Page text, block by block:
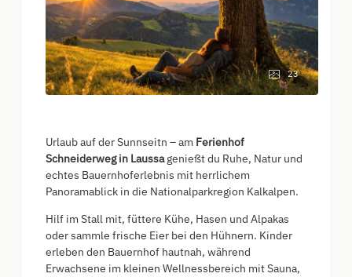
23
Urlaub auf der Sunnseitn – am Ferienhof
Schneiderweg in Laussagenießt du Ruhe, Natur und
echtes Bauernhoferlebnis mit herrlichem
Panoramablick in die Nationalparkregion Kalkalpen.
Hilf im Stall mit, füttere Kühe, Hasen und Alpakas
oder sammle frische Eier bei den Hühnern. Kinder
erleben den Bauernhof hautnah, während
Erwachsene im kleinen Wellnessbereich mit Sauna,